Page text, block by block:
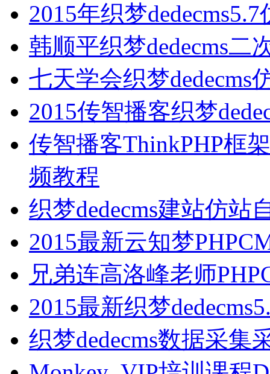
2015年织梦
韩顺平织梦dedecms二
七天学会织梦dedecms
2015传智播客织梦
传智播客ThinkPHP框
频教程
织梦dedecms建站仿站
2015最新云知梦
兄弟连高洛峰老师
2015最新织梦
织梦dedecms数据采集